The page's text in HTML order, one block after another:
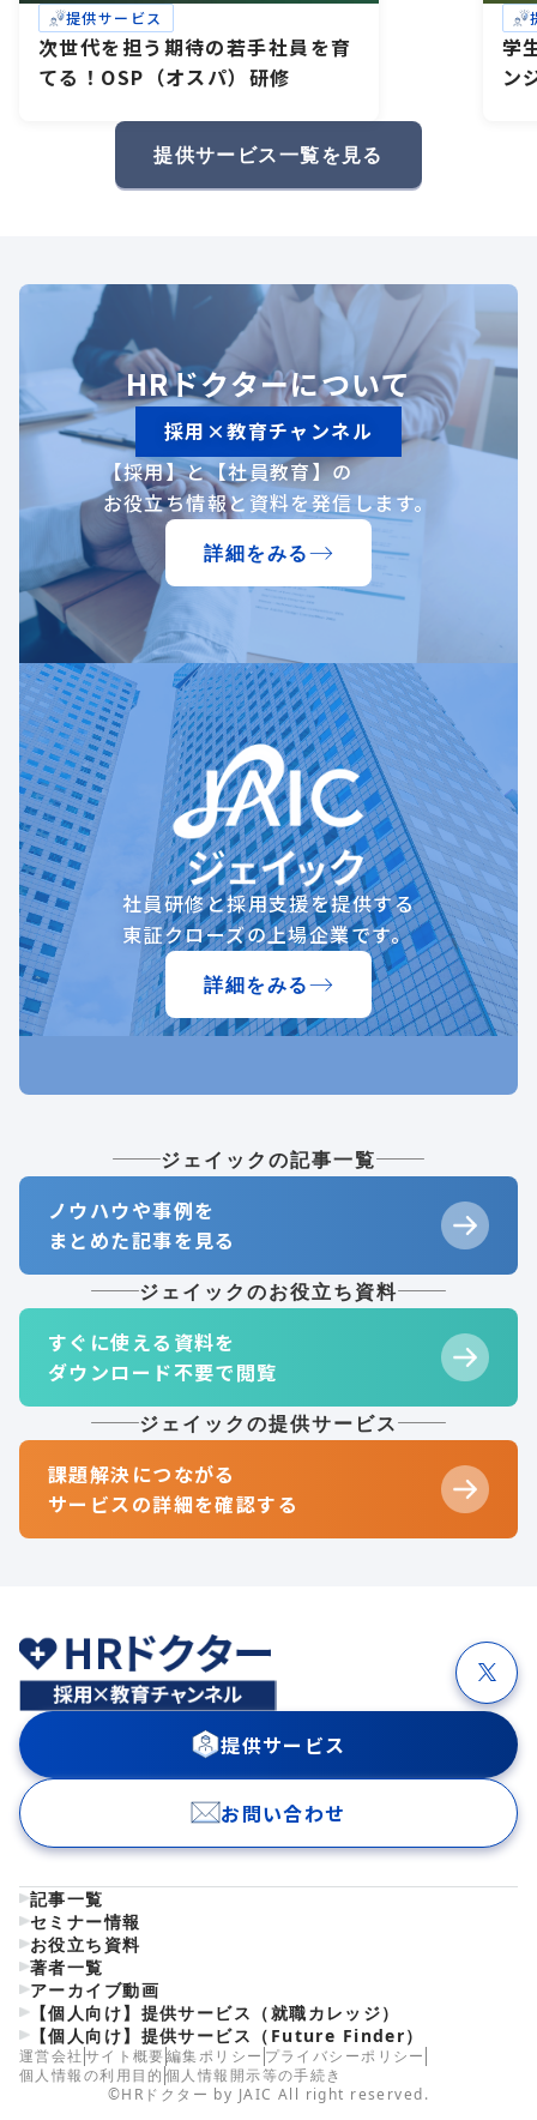
提供サービス
次世代を担う期待の若手社員を育
てる！OSP（オスパ）研修
学
ン
提供サービス一覧を見る
HRドクターについて
採用×教育チャンネル
【採用】と【社員教育】の
お役立ち情報と資料を発信します。
詳細をみる
社員研修と採用支援を提供する
東証クローズの上場企業です。
詳細をみる
ジェイックの記事一覧
ノウハウや事例を
まとめた記事を見る
ジェイックのお役立ち資料
すぐに使える資料を
ダウンロード不要で閲覧
ジェイックの提供サービス
課題解決につながる
サービスの詳細を確認する
提供サービス
お問い合わせ
記事一覧
セミナー情報
お役立ち資料
著者一覧
アーカイブ動画
【個人向け】提供サービス（就職カレッジ）
【個人向け】提供サービス（Future Finder）
運営会社 サイト概要編集ポリシー プライバシーポリシー
個人情報の利用目的 個人情報開示等の手続き
©HRドクター by JAIC All right reserved.